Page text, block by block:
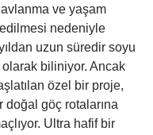
ve yaşam
nedeniyle
uzun süredir soyu
biliniyor. Ancak
özel bir proje,
doğal göç rotalarına
Ultra hafif bir